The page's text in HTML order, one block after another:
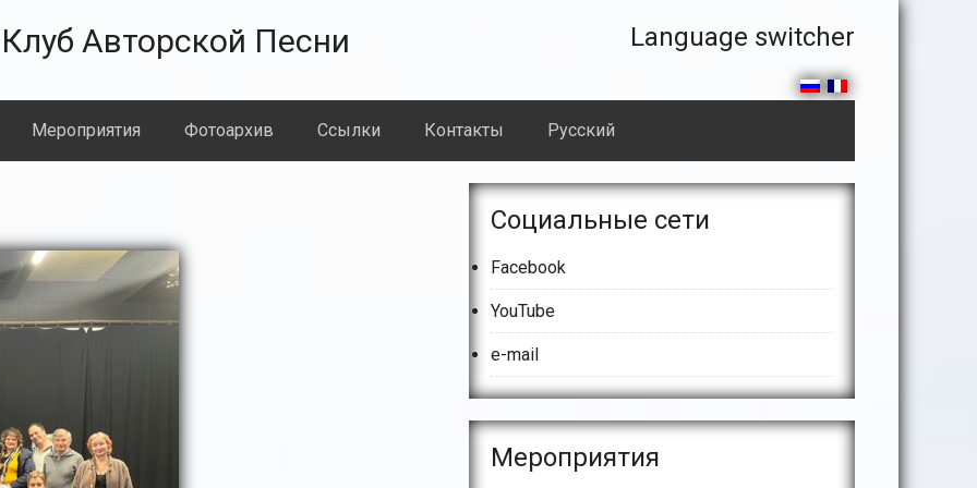
Авторской Песни
Правая
header
Language switcher
Meроприятия Фотоархив Ссылки Контакты Русский
Основной
сайдбар
Социальные сети
Facebook
YouTube
e-mail
Meроприятия